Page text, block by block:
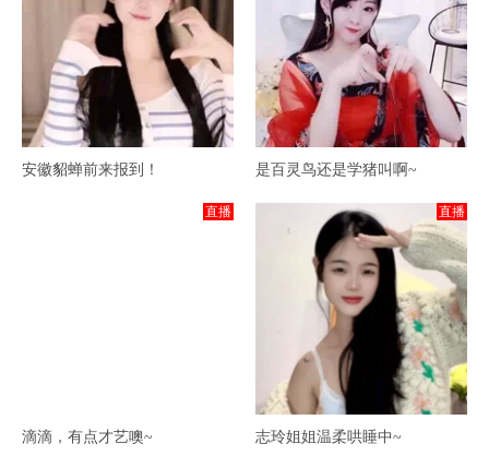
安徽貂蝉前来报到！ 是百灵鸟还是学猪叫啊~
直播
滴滴，有点才艺噢~
直播
志玲姐姐温柔哄睡中~